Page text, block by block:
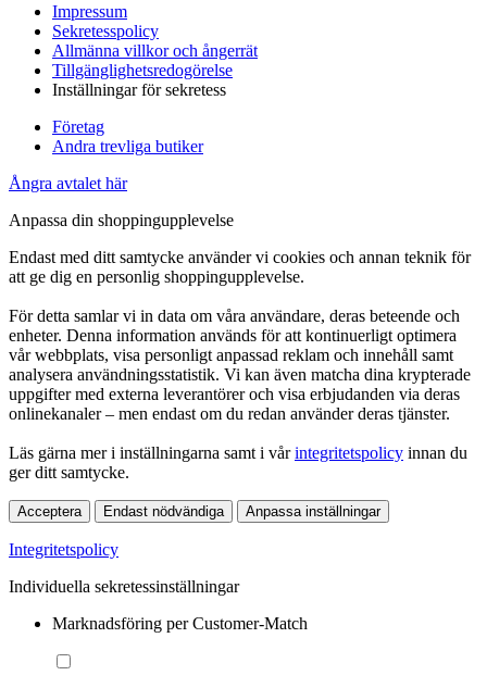
Impressum
Sekretesspolicy
Allmänna villkor och ångerrät
Tillgänglighetsredogörelse
Inställningar för sekretess
Företag
Andra trevliga butiker
Ångra avtalet här
Anpassa din shoppingupplevelse
Endast med ditt samtycke använder vi cookies och annan teknik för
att ge dig en personlig shoppingupplevelse.
För detta samlar vi in data om våra användare, deras beteende och
enheter. Denna information används för att kontinuerligt optimera
vår webbplats, visa personligt anpassad reklam och innehåll samt
analysera användningsstatistik. Vi kan även matcha dina krypterade
uppgifter med externa leverantörer och visa erbjudanden via deras
onlinekanaler – men endast om du redan använder deras tjänster.
Läs gärna mer i inställningarna samt i vårintegritetspolicy innan du
ger ditt samtycke.
Acceptera Endast nödvändiga Anpassa inställningar
Integritetspolicy
Individuella sekretessinställningar
Marknadsföring per Customer-Match